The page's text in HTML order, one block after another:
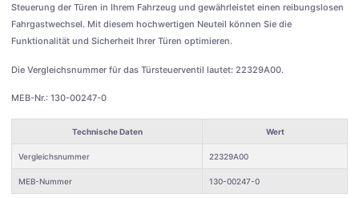
Steuerung der Türen in Ihrem Fahrzeug und gewährleistet einen reibungslosen
Fahrgastwechsel. Mit diesem hochwertigen Neuteil können Sie die
Funktionalität und Sicherheit Ihrer Türen optimieren.
Die Vergleichsnummer für das Türsteuerventil lautet: 22329A00.
MEB-Nr.: 130-00247-0
Technische Daten Wert
Vergleichsnummer 22329A00
MEB-Nummer 130-00247-0